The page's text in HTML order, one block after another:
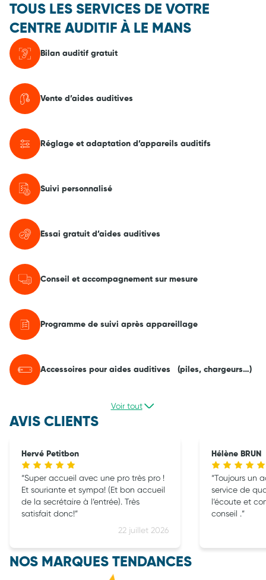
TOUS LES SERVICES DE VOTRE
CENTRE AUDITIF À LE MANS
Bilan auditif gratuit
Vente d’aides auditives
Réglage et adaptation d’appareils auditifs
Suivi personnalisé
Essai gratuit d’aides auditives
Conseil et accompagnement sur mesure
Programme de suivi après appareillage
Accessoires pour aides auditives (piles, chargeurs…)
Voir tout
AVIS CLIENTS
Hervé Petitbon
22 juillet 2026
Super accueil avec une pro très pro !
Et souriante et sympa! (Et bon accueil
de la secrétaire à l’entrée). Très
satisfait donc!
Hélène BRUN
Toujours un
service de
l’écoute et
conseil .
NOS MARQUES TENDANCES